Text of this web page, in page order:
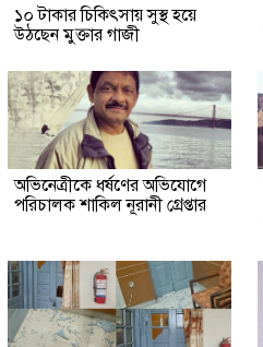
১০ টাকার চিকিৎসায় সুস্থ হয়ে
উঠছেন মুক্তার গাজী
অভিনেত্রীকে ধর্ষণের অভিযোগে
পরিচালক শাকিল নূরানী গ্রেপ্তার